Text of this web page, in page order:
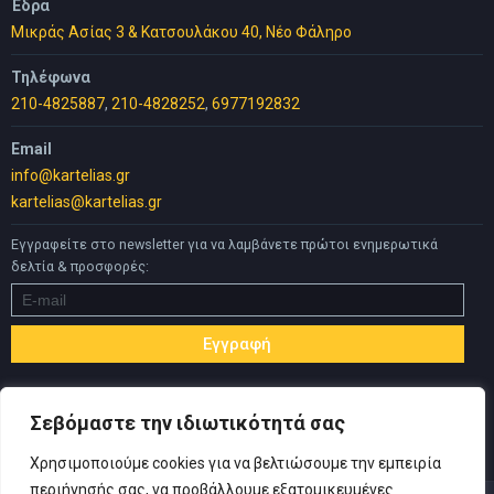
Σεβόμαστε την ιδιωτικότητά σας
Χρησιμοποιούμε cookies για να βελτιώσουμε την εμπειρία
περιήγησής σας, να προβάλλουμε εξατομικευμένες
Έδρα
Μικράς Ασίας 3 & Κατσουλάκου 40, Νέο Φάληρο
Τηλέφωνα
210-4825887, 210-4828252, 6977192832
Email
info@kartelias.gr
kartelias@kartelias.gr
Εγγραφείτε στο newsletter για να λαμβάνετε πρώτοι ενημερωτικά
δελτία & προσφορές: